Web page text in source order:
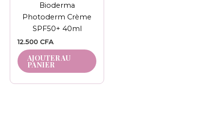
Bioderma
Photoderm Crème
SPF50+ 40ml
12.500 CFA
AJOUTER AU
PANIER